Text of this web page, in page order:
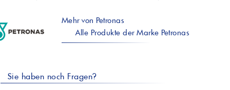
Mehr von Petronas
Alle Produkte der Marke Petronas
Sie haben noch Fragen?